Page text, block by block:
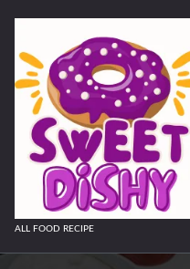
content
ALL FOOD RECIPE